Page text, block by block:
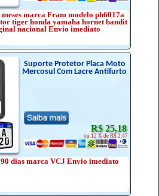
marca Fram modelo ph6017a
tiger honda yamaha hornet bandit
nacional Envio imediato
Suporte Protetor Placa Moto
Mercosul Com Lacre Antifurto
R$ 25,18
ou 12 X de R$ 2.47
dias marca VCJ Envio imediato